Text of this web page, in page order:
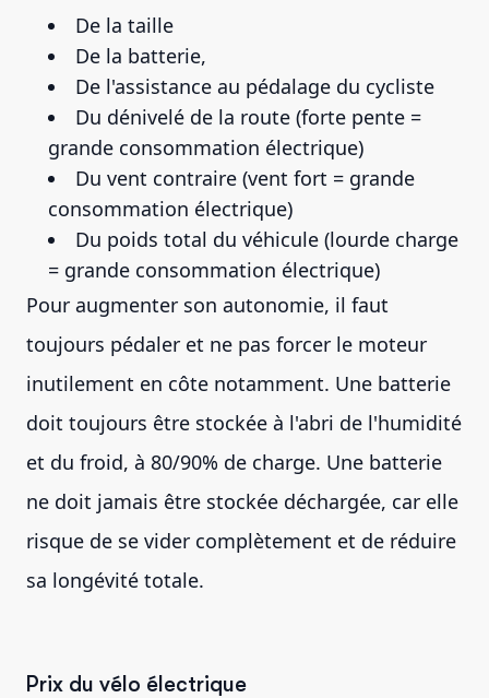
De la taille
De la batterie,
De l'assistance au pédalage du cycliste
Du dénivelé de la route (forte pente =
grande consommation électrique)
Du vent contraire (vent fort = grande
consommation électrique)
Du poids total du véhicule (lourde charge
= grande consommation électrique)
Pour augmenter son autonomie, il faut
toujours pédaler et ne pas forcer le moteur
inutilement en côte notamment. Une batterie
doit toujours être stockée à l'abri de l'humidité
et du froid, à 80/90% de charge. Une batterie
ne doit jamais être stockée déchargée, car elle
risque de se vider complètement et de réduire
sa longévité totale.
Prix du vélo électrique